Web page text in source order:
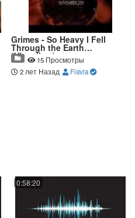
Grimes - So Heavy I Fell
Through the Earth
(Visualizer)15 Просмотры
2 лет Назад
Flavia
0:58:20